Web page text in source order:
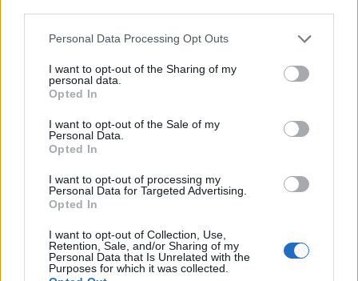
Personal Data Processing Opt Outs
I want to opt-out of the Sharing of my
personal data.
Opted In
I want to opt-out of the Sale of my
Personal Data.
Opted In
I want to opt-out of processing my
Personal Data for Targeted Advertising.
Opted In
I want to opt-out of Collection, Use,
Retention, Sale, and/or Sharing of my
Personal Data that Is Unrelated with the
Purposes for which it was collected.
per poi cambiare vita nuovamente con
la nascita di una bambina. Il tutto
nell'arco di un quarto d'ora al massimo.
Leggi qui per i dettagli:
How I met your Mother: chi è la
mamma e il finale alternativo
Dexter: la storia del serial killer dei
serial killer ha sempre avuto un alto
tasso drammatico, e dunque ci si è
chiesti come mai gli sceneggiatori